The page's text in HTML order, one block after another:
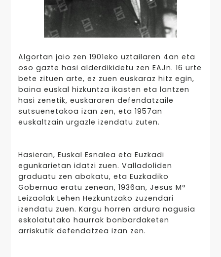
Algortan jaio zen 1901eko uztailaren 4an eta
oso gazte hasi alderdikidetu zen EAJn. 16 urte
bete zituen arte, ez zuen euskaraz hitz egin,
baina euskal hizkuntza ikasten eta lantzen
hasi zenetik, euskararen defendatzaile
sutsuenetakoa izan zen, eta 1957an
euskaltzain urgazle izendatu zuten.
Hasieran, Euskal Esnalea eta Euzkadi
egunkarietan idatzi zuen. Valladoliden
graduatu zen abokatu, eta Euzkadiko
Gobernua eratu zenean, 1936an, Jesus Mª
Leizaolak Lehen Hezkuntzako zuzendari
izendatu zuen. Kargu horren ardura nagusia
eskolatutako haurrak bonbardaketen
arriskutik defendatzea izan zen.